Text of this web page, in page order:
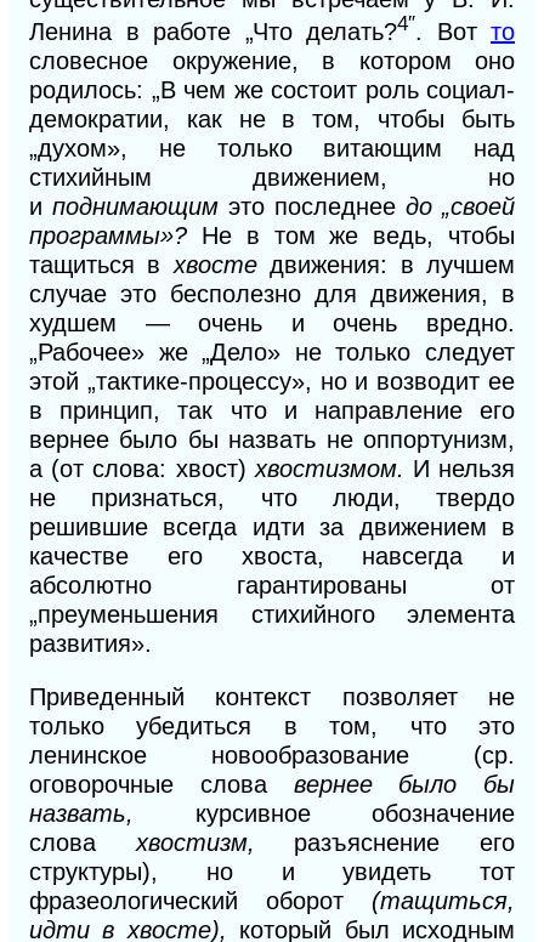
Ленина в работе „Что делать?4″. Вот то
словесное окружение, в котором оно
родилось: „В чем же состоит роль социал-
демократии, как не в том, чтобы быть
„духом», не только витающим над
стихийным движением, но
и поднимающим это последнее до „своей
программы»? Не в том же ведь, чтобы
тащиться в хвостедвижения: в лучшем
случае это бесполезно для движения, в
худшем — очень и очень вредно.
„Рабочее» же „Дело» не только следует
этой „тактике-процессу», но и возводит ее
в принцип, так что и направление его
вернее было бы назвать не оппортунизм,
а (от слова: хвост) хвостизмом. И нельзя
не признаться, что люди, твердо
решившие всегда идти за движением в
качестве его хвоста, навсегда и
абсолютно гарантированы от
„преуменьшения стихийного элемента
развития».
Приведенный контекст позволяет не
только убедиться в том, что это
ленинское новообразование (ср.
оговорочные слова вернее было бы
назвать, курсивное обозначение
слова хвостизм, разъяснение его
структуры), но и увидеть тот
фразеологический оборот (тащиться,
идти в хвосте), который был исходным